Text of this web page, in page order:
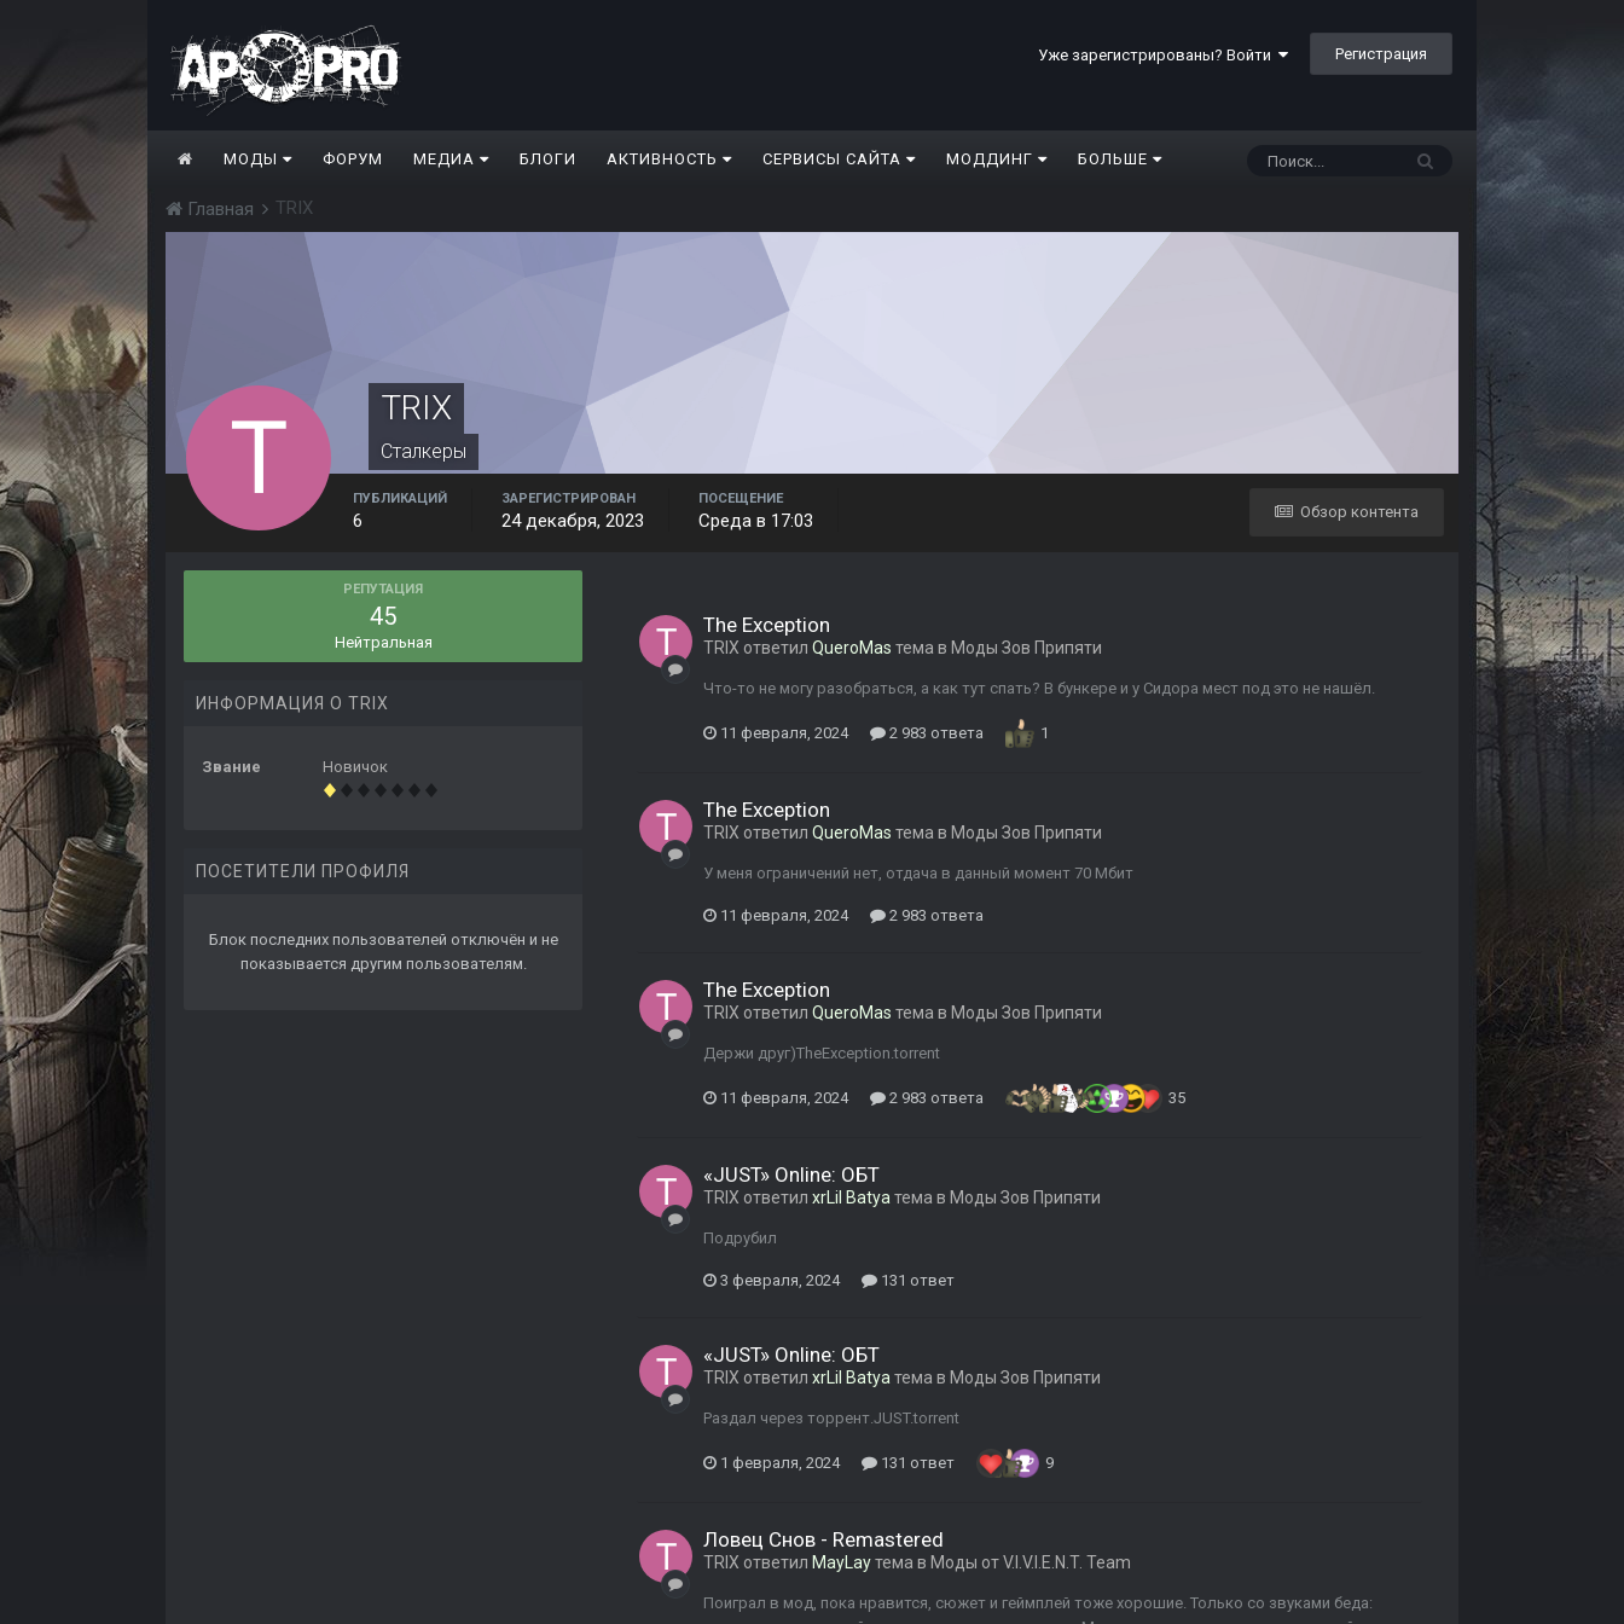
Уже зарегистрированы? Войти Регистрация
МОДЫ ФОРУМ МЕДИА БЛОГИ АКТИВНОСТЬ СЕРВИСЫ САЙТА МОДДИНГ БОЛЬШЕ
Главная TRIX
TRIX
Сталкеры
Обзор контента
ПУБЛИКАЦИЙ
6
ЗАРЕГИСТРИРОВАН
24 декабря, 2023
ПОСЕЩЕНИЕ
Среда в 17:03
РЕПУТАЦИЯ
45
Нейтральная
ИНФОРМАЦИЯ О TRIX
Звание Новичок
ПОСЕТИТЕЛИ ПРОФИЛЯ
Блок последних пользователей отключён и не
показывается другим пользователям.
The Exception
TRIX ответил QueroMas тема в Моды Зов Припяти
Что-то не могу разобраться, а как тут спать? В бункере и у Сидора мест под это не нашёл.
11 февраля, 2024 2 983 ответа 1
The Exception
TRIX ответил QueroMas тема в Моды Зов Припяти
У меня ограничений нет, отдача в данный момент 70 Мбит
11 февраля, 2024 2 983 ответа
The Exception
TRIX ответил QueroMas тема в Моды Зов Припяти
Держи друг)TheException.torrent
11 февраля, 2024 2 983 ответа 35
«JUST» Online: ОБТ
TRIX ответил xrLil Batya тема в Моды Зов Припяти
Подрубил
3 февраля, 2024 131 ответ
«JUST» Online: ОБТ
TRIX ответил xrLil Batya тема в Моды Зов Припяти
Раздал через торрент.JUST.torrent
1 февраля, 2024 131 ответ 9
Ловец Снов - Remastered
TRIX ответил MayLayтема в Моды от V.I.V.I.E.N.T. Team
Поиграл в мод, пока нравится, сюжет и геймплей тоже хорошие. Только со звуками беда: